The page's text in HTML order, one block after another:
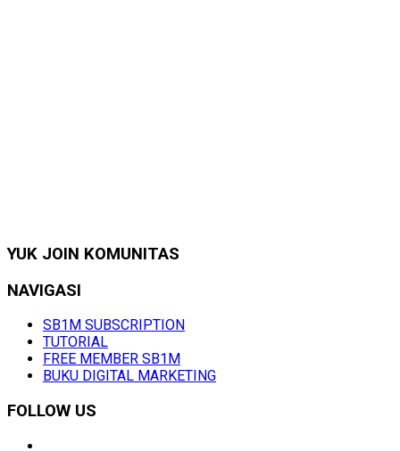
YUK JOIN KOMUNITAS
NAVIGASI
SB1M SUBSCRIPTION
TUTORIAL
FREE MEMBER SB1M
BUKU DIGITAL MARKETING
FOLLOW US